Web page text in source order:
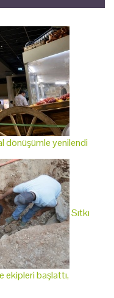
dönüşümle yenilendi
Sıtkı
ekipleri başlattı,